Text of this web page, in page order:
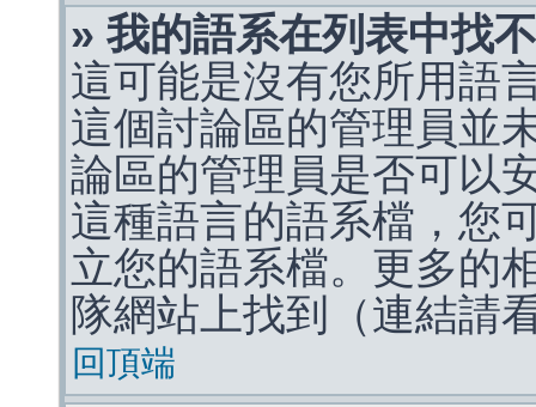
» 我的語系在列表中找
這可能是沒有您所用語
這個討論區的管理員並
論區的管理員是否可以
這種語言的語系檔，您
立您的語系檔。更多的
隊網站上找到（連結請
回頂端